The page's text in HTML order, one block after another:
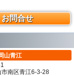
お問合せ
山青江
市南区青江6-3-28